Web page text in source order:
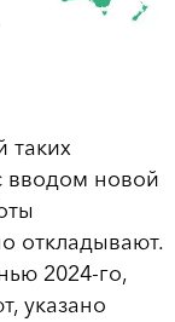
таких
вводом новой
откладывают.
2024-го,
указано